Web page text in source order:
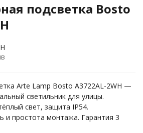
подсветка Bosto
Arte Lamp Bosto A3722AL-2WH —
светильник для улицы.
свет, защита IP54.
и простота монтажа. Гарантия 3